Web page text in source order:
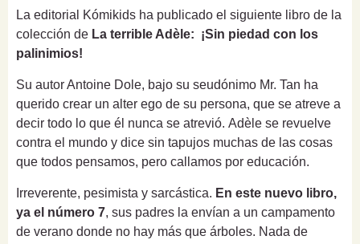
La editorial Kómikids ha publicado el siguiente libro de la
colección de La terrible Adèle: ¡Sin piedad con los
palinimios!
Su autor Antoine Dole, bajo su seudónimo Mr. Tan ha
querido crear un alter ego de su persona, que se atreve a
decir todo lo que él nunca se atrevió. Adèle se revuelve
contra el mundo y dice sin tapujos muchas de las cosas
que todos pensamos, pero callamos por educación.
Irreverente, pesimista y sarcástica. En este nuevo libro,
ya el número 7, sus padres la envían a un campamento
de verano donde no hay más que árboles. Nada de